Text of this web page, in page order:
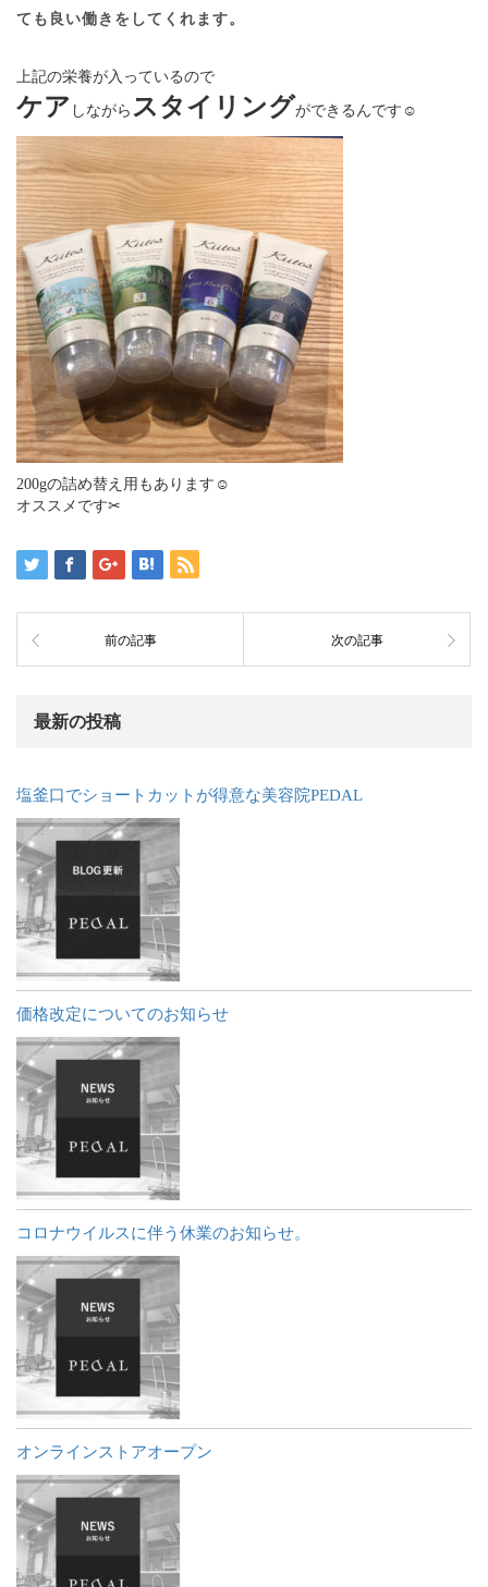
ても良い働きをしてくれます。
上記の栄養が入っているので
ケア しながら スタイリングができるんです☺︎
200gの詰め替え用もあります☺︎
オススメです✂︎
前の記事 次の記事
最新の投稿
塩釜口でショートカットが得意な美容院PEDAL
価格改定についてのお知らせ
コロナウイルスに伴う休業のお知らせ。
オンラインストアオープン